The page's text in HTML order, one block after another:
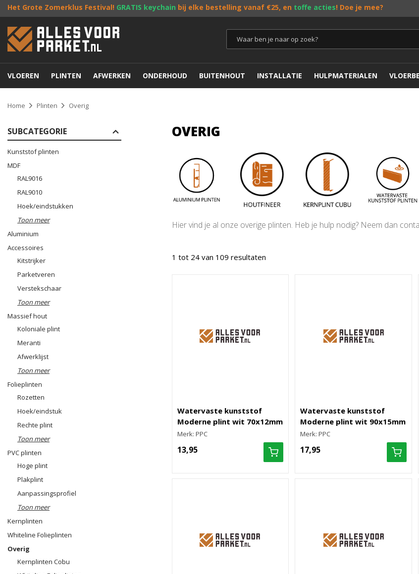
Het Grote Zomerklus Festival! GRATIS keychain bij elke bestelling vanaf €25, en toffe acties! Doe je mee?
VLOEREN PLINTEN AFWERKEN ONDERHOUD BUITENHOUT INSTALLATIE HULPMATERIALEN
Home Plinten Overig
SUBCATEGORIE
Kunststof plinten
MDF
RAL9016
RAL9010
Hoek/eindstukken
Toon meer
Aluminium
Accessoires
Kitstrijker
Parketveren
Verstekschaar
Toon meer
Massief hout
Koloniale plint
Meranti
Afwerklijst
Toon meer
Folieplinten
Rozetten
Hoek/eindstuk
Rechte plint
Toon meer
PVC plinten
Hoge plint
Plakplint
Aanpassingsprofiel
Toon meer
Kernplinten
Whiteline Folieplinten
Overig
Kernplinten Cobu
OVERIG
Hier vind je al onze overige plinten. Heb je hulp nodig? Neem dan
1 tot 24 van 109 resultaten
Watervaste kunststof
Moderne plint wit 70x12mm
Merk: PPC
13,95
Watervaste kunststof
Moderne plint wit 90x15mm
Merk: PPC
17,95